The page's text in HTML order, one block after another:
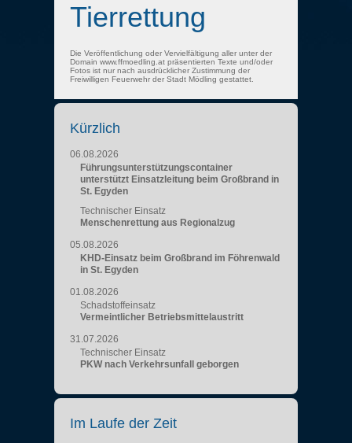
Tierrettung
Die Veröffentlichung oder Vervielfältigung aller unter der
Domain www.ffmoedling.at präsentierten Texte und/oder
Fotos ist nur nach ausdrücklicher Zustimmung der
Freiwilligen Feuerwehr der Stadt Mödling gestattet.
Kürzlich
06.08.2026
Führungsunterstützungscontainer
unterstützt Einsatzleitung beim Großbrand in
St. Egyden
Technischer Einsatz
Menschenrettung aus Regionalzug
05.08.2026
KHD-Einsatz beim Großbrand im Föhrenwald
in St. Egyden
01.08.2026
Schadstoffeinsatz
Vermeintlicher Betriebsmittelaustritt
31.07.2026
Technischer Einsatz
PKW nach Verkehrsunfall geborgen
Im Laufe der Zeit